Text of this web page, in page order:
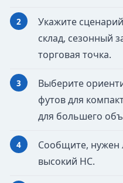
Укажите
склад, сезонный
торговая точка.
Выберите
футов для
для большего
Сообщите, нужен
высокий HC.